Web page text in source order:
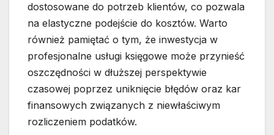
dostosowane do potrzeb klientów, co pozwala
na elastyczne podejście do kosztów. Warto
również pamiętać o tym, że inwestycja w
profesjonalne usługi księgowe może przynieść
oszczędności w dłuższej perspektywie
czasowej poprzez uniknięcie błędów oraz kar
finansowych związanych z niewłaściwym
rozliczeniem podatków.